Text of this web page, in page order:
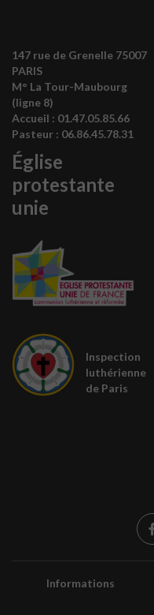
147 rue de Grenelle 75007
PARIS
M° La Tour-Maubourg
(ligne 8)
Accueil : 01.47.05.85.66
Pasteur : 06.86.45.78.31
Église
protestante
unie
Inspection
luthérienne
de Paris
Informations